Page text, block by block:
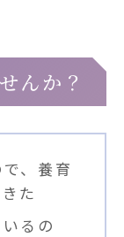
んか？
、養育
た
るの